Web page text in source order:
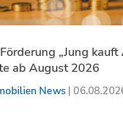
„Jung kauft
ab August 2026
News|